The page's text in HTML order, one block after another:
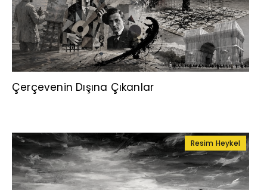
Çerçevenin Dışına Çıkanlar
Resim Heykel